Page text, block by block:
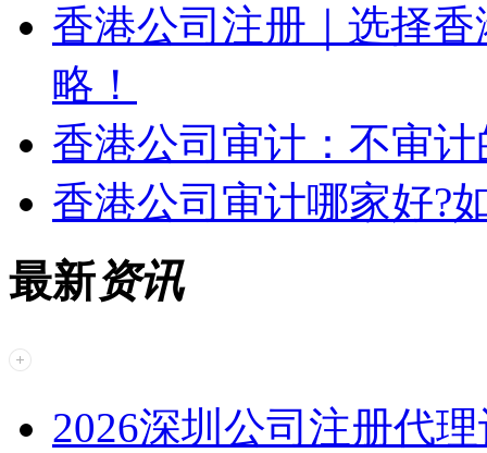
香港公司注册｜选择
略！
香港公司审计：不审
香港公司审计哪家好?
最新资讯
2026深圳公司注册代